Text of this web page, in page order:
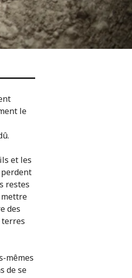
le
et les
restes
des
terres
mêmes
de se